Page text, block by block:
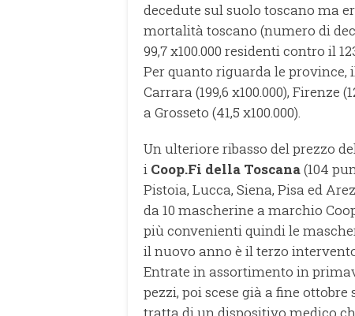
decedute sul suolo toscano ma
mortalità toscano (numero di
99,7 x100.000 residenti contro il
Per quanto riguarda le
Carrara (199,6 x100.000), Firenze
a Grosseto (41,5 x100.000).
Un ulteriore ribasso del prezzo
i Coop.Fi della Toscana(104
Pistoia, Lucca, Siena, Pisa ed
da 10 mascherine a marchio
più convenienti quindi le
il nuovo anno è il terzo
Entrate in assortimento in
pezzi, poi scese già a fine ottobre